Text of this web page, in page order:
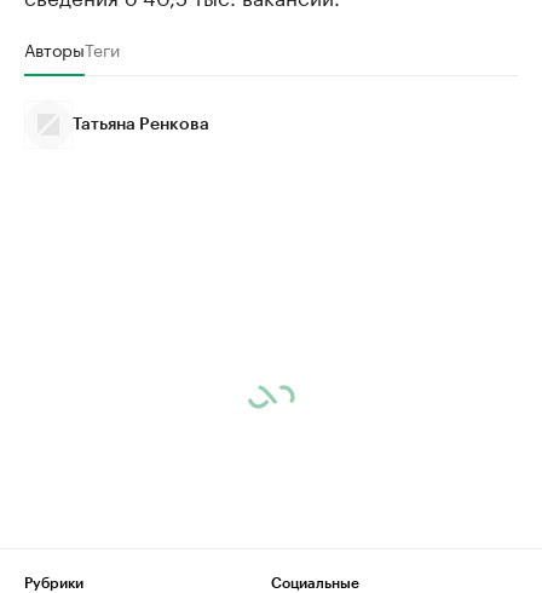
АвторыТеги
Татьяна Ренкова
Рубрики
Социальные